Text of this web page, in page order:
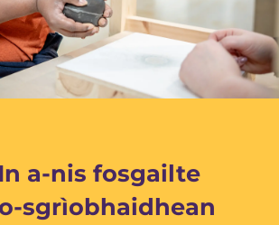
a-nis fosgailte
sgrìobhaidhean